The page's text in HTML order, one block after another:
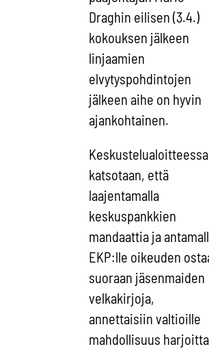
Draghin eilisen (3.4.)
kokouksen jälkeen
linjaamien
elvytyspohdintojen
jälkeen aihe on hyvin
ajankohtainen.
Keskustelualoitteessa
katsotaan, että
laajentamalla
keskuspankkien
mandaattia ja
EKP:lle oikeuden
suoraan jäsenmaiden
velkakirjoja,
annettaisiin valtioille
mahdollisuus